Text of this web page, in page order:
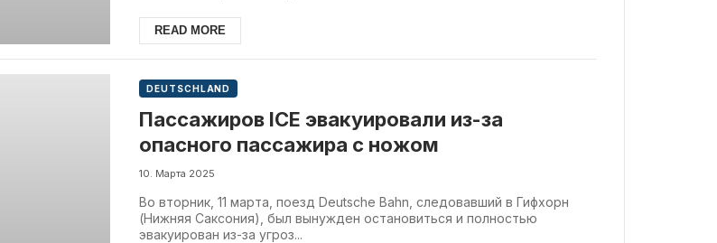
READ MORE
DEUTSCHLAND
Пассажиров ICE эвакуировали из-за
опасного пассажира с ножом
10. Марта 2025
Во вторник, 11 марта, поезд Deutsche Bahn, следовавший в Гифхорн
(Нижняя Саксония), был вынужден остановиться и полностью
эвакуирован из-за угроз...